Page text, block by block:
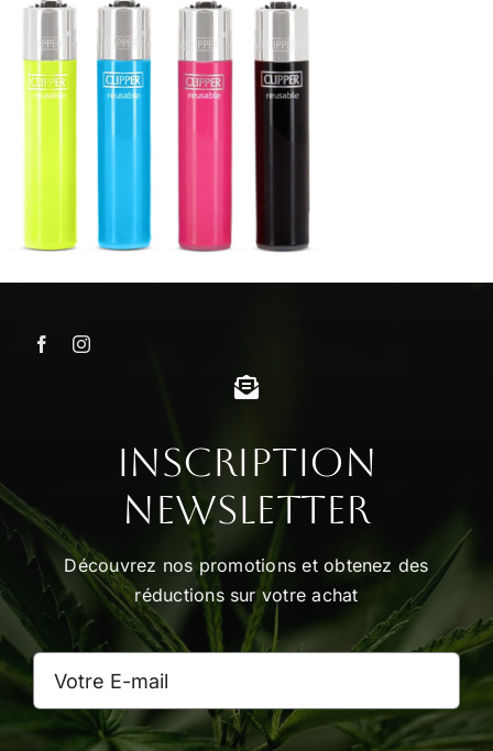
Inscription
Newsletter
Découvrez nos promotions et obtenez des
réductions sur votre achat